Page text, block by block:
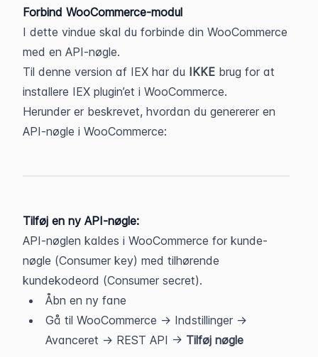
Forbind WooCommerce-modul
I dette vindue skal du forbinde din WooCommerce
med en API-nøgle.
Til denne version af IEX har du IKKE brug for at
installere IEX plugin’et i WooCommerce.
Herunder er beskrevet, hvordan du genererer en
API-nøgle i WooCommerce:
Tilføj en ny API-nøgle:
API-nøglen kaldes i WooCommerce for kunde-
nøgle (Consumer key) med tilhørende
kundekodeord (Consumer secret).
Åbn en ny fane
Gå til WooCommerce -> Indstillinger ->
Avanceret -> REST API -> Tilføj nøgle